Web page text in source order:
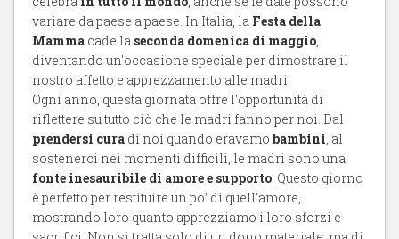
variare da paese a paese. In Italia, la Festa della
Mamma cade la seconda domenica di maggio,
diventando un'occasione speciale per dimostrare il
nostro affetto e apprezzamento alle madri.
Ogni anno, questa giornata offre l'opportunità di
riflettere su tutto ciò che le madri fanno per noi. Dal
prendersi cura di noi quando eravamo bambini, al
sostenerci nei momenti difficili, le madri sono una
fonte inesauribile di amore e supporto. Questo giorno
è perfetto per restituire un po’ di quell’amore,
mostrando loro quanto apprezziamo i loro sforzi e